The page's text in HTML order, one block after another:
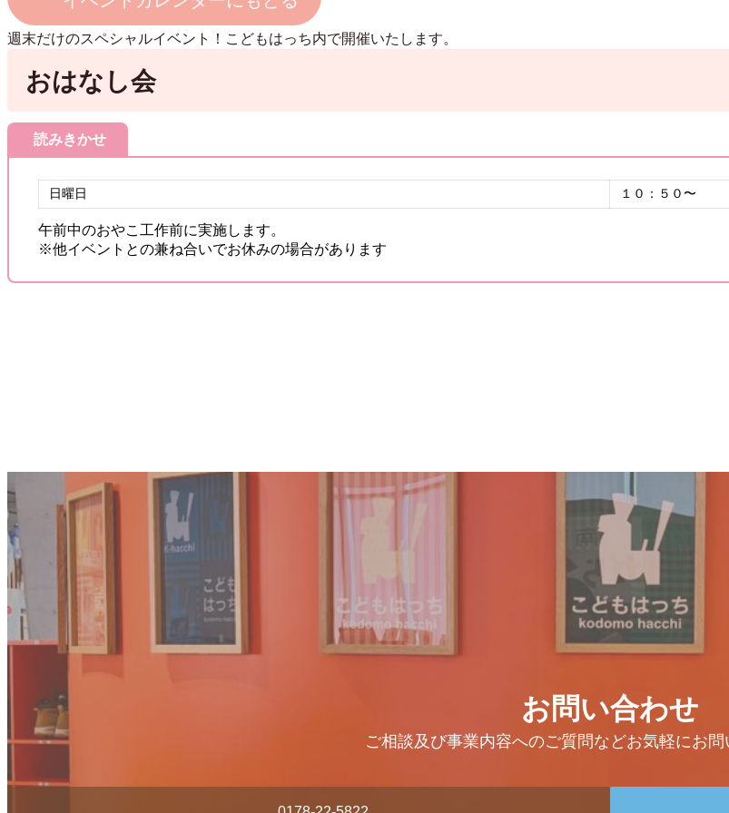
週末だけのスペシャルイベント！こどもはっち内で開催いたします。
おはなし会
読みきかせ
日曜日 １０：５０〜
午前中のおやこ工作前に実施します。
※他イベントとの兼ね合いでお休みの場合があります
お問い合わせ
ご相談及び事業内容へのご質問などお気軽にお